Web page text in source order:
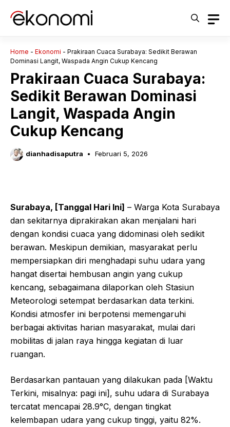
Home - Ekonomi - Prakiraan Cuaca Surabaya: Sedikit Berawan
Dominasi Langit, Waspada Angin Cukup Kencang
Prakiraan Cuaca Surabaya:
Sedikit Berawan Dominasi
Langit, Waspada Angin
Cukup Kencang
dianhadisaputra Februari 5, 2026
Surabaya, [Tanggal Hari Ini] – Warga Kota Surabaya
dan sekitarnya diprakirakan akan menjalani hari
dengan kondisi cuaca yang didominasi oleh sedikit
berawan. Meskipun demikian, masyarakat perlu
mempersiapkan diri menghadapi suhu udara yang
hangat disertai hembusan angin yang cukup
kencang, sebagaimana dilaporkan oleh Stasiun
Meteorologi setempat berdasarkan data terkini.
Kondisi atmosfer ini berpotensi memengaruhi
berbagai aktivitas harian masyarakat, mulai dari
mobilitas di jalan raya hingga kegiatan di luar
ruangan.
Berdasarkan pantauan yang dilakukan pada [Waktu
Terkini, misalnya: pagi ini], suhu udara di Surabaya
tercatat mencapai 28.9°C, dengan tingkat
kelembapan udara yang cukup tinggi, yaitu 82%.